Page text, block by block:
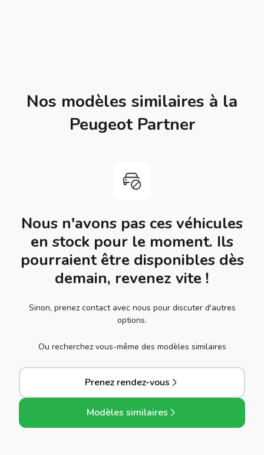
Nos modèles similaires à la
Peugeot Partner
Nous n'avons pas ces véhicules
en stock pour le moment. Ils
pourraient être disponibles dès
demain, revenez vite !
Sinon, prenez contact avec nous pour discuter d'autres
options.
Ou recherchez vous-même des modèles similaires
Prenez rendez-vous
Modèles similaires